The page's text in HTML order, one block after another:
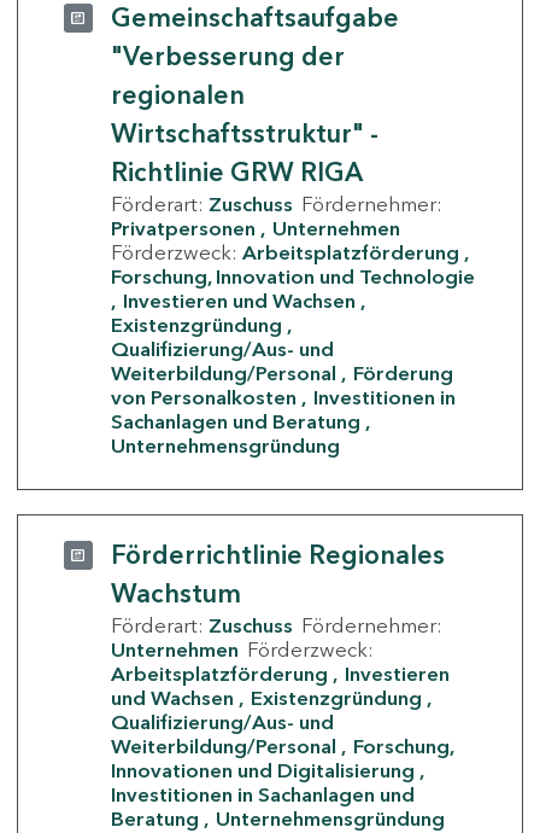
Gemeinschaftsaufgabe
"Verbesserung der
regionalen
Wirtschaftsstruktur" -
Richtlinie GRW RIGA
Förderart: Zuschuss Fördernehmer:
Privatpersonen
Unternehmen
Förderzweck: Arbeitsplatzförderung
Forschung, Innovation und Technologie
Investieren und Wachsen
Existenzgründung
Qualifizierung/Aus- und
Weiterbildung/Personal
Förderung
von Personalkosten
Investitionen in
Sachanlagen und Beratung
Unternehmensgründung
Förderrichtlinie Regionales
Wachstum
Förderart: Zuschuss Fördernehmer:
Unternehmen Förderzweck:
Arbeitsplatzförderung
Investieren
und Wachsen
Existenzgründung
Qualifizierung/Aus- und
Weiterbildung/Personal
Forschung,
Innovationen und Digitalisierung
Investitionen in Sachanlagen und
Beratung
Unternehmensgründung